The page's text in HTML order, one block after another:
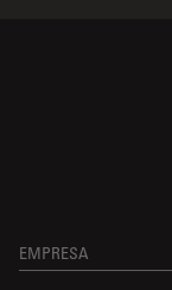
EMPRESA